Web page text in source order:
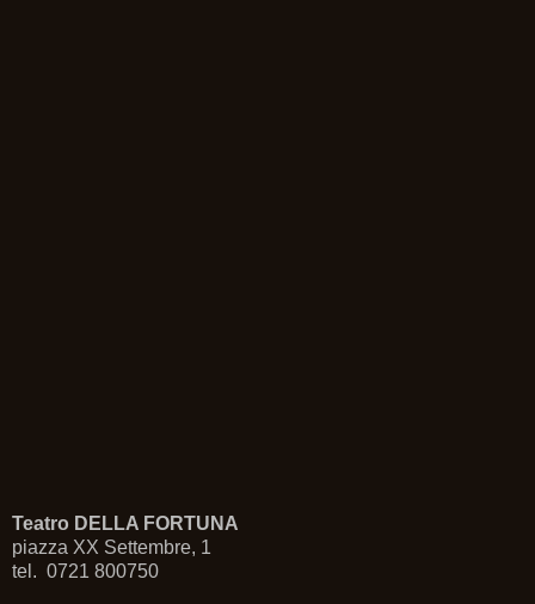
Teatro DELLA FORTUNA
piazza XX Settembre, 1
tel. 0721 800750